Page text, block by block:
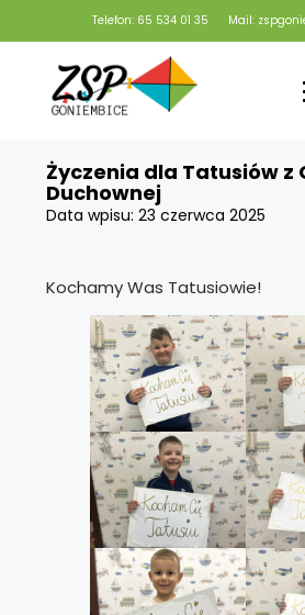
Telefon: 65 534 01 35 Mail:
Życzenia dla Tatusiów z
Duchownej
Data wpisu:23 czerwca 2025
Kochamy Was Tatusiowie!